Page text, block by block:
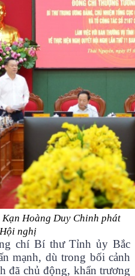
Hoàng Duy Chinh phát
nghị
chí Bí thư Tỉnh ủy Bắc
mạnh, dù trong bối cảnh
đã chủ động, khẩn trương